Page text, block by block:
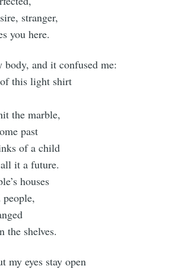
stranger,
you here.
body, and it confused me:
this light shirt
the marble,
past
of a child
it a future.
houses
people,
the shelves.
my eyes stay open
Subscribe